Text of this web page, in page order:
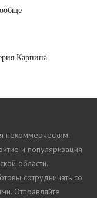
Карпина
некоммерческим.
и популяризация
области.
сотрудничать со
Отправляйте